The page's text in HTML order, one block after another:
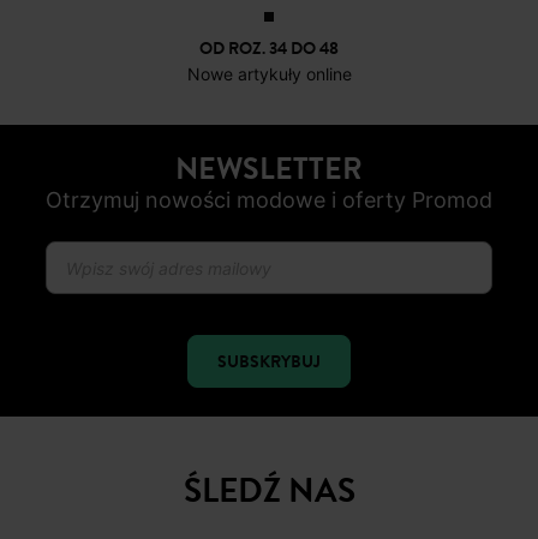
OD ROZ. 34 DO 48
Nowe artykuły online
NEWSLETTER
Otrzymuj nowości modowe i oferty Promod
SUBSKRYBUJ
ŚLEDŹ NAS